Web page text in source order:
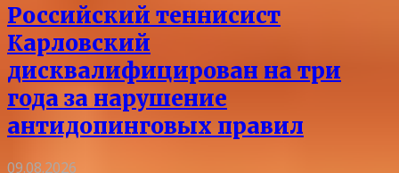
Российский теннисист
Карловский
дисквалифицирован на три
года за нарушение
антидопинговых правил
09.08.2026